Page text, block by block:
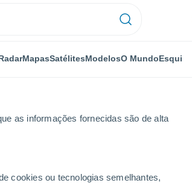
as informações fornecidas são de alta
cookies ou tecnologias semelhantes,
MapasSatélitesModelosO MundoEsqui